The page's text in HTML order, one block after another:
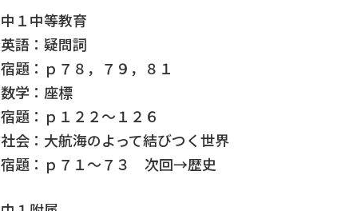
中１中等教育
英語：疑問詞
宿題：ｐ７８，７９，８１
数学：座標
宿題：ｐ１２２～１２６
社会：大航海のよって結びつく世界
宿題：ｐ７１～７３ 次回→歴史